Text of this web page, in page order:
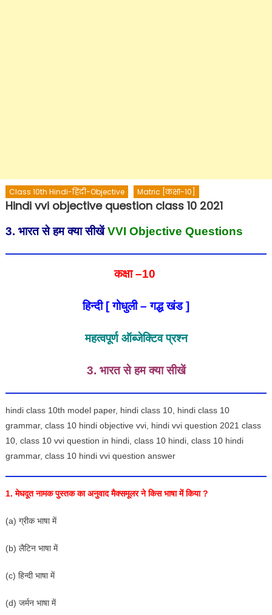
Class 10th Hindi-हिंदी-Objective Matric [कक्षा-10]
Hindi vvi objective question class 10 2021
3. भारत से हम क्या सीखें VVI Objective Questions
कक्षा –10
हिन्दी [ गोधुली – गद्ध खंड ]
महत्वपूर्ण ऑब्जेक्टिव प्रश्न
3. भारत से हम क्या सीखें
hindi class 10th model paper, hindi class 10, hindi class 10
grammar, class 10 hindi objective vvi, hindi vvi question 2021 class
10, class 10 vvi question in hindi, class 10 hindi, class 10 hindi
grammar, class 10 hindi vvi question answer
1. मेघदूत नामक पुस्तक का अनुवाद मैक्समूलर ने किस भाषा में किया ?
(a) ग्रीक भाषा में
(b) लैटिन भाषा में
(c) हिन्दी भाषा में
(d) जर्मन भाषा में